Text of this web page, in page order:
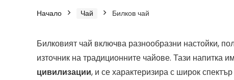
Начало Чай Билков чай
Билковият чай включва разнообразни настойки,
източник на традиционните чайове. Тази напитка
цивилизации, и се характеризира с широк